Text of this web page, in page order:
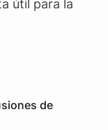
útil para la
de